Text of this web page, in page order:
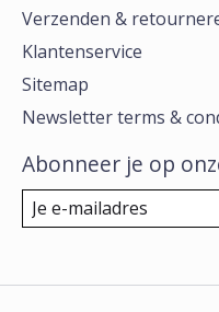
Verzenden &
Klantenservice
Sitemap
Newsletter terms &
Abonneer je op